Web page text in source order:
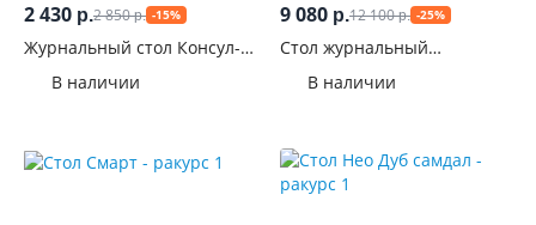
2 430 р.2 850р. -15%
Журнальный стол Консул-3
В наличии
9 080 р.12 100р. -25%
Стол журнальный
В наличии